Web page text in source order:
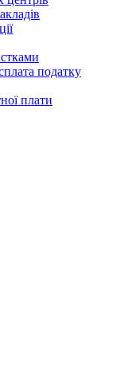
податку
плати